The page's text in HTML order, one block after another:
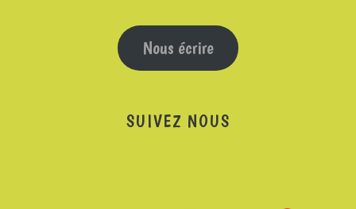
Nous écrire
SUIVEZ NOUS